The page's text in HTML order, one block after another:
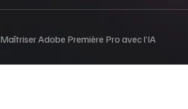
Maîtriser Adobe Première Pro avec l’IA